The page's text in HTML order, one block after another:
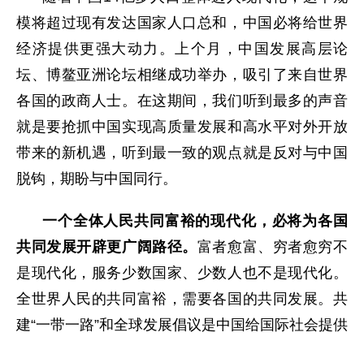
模将超过现有发达国家人口总和，中国必将给世界
经济提供更强大动力。上个月，中国发展高层论
坛、博鳌亚洲论坛相继成功举办，吸引了来自世界
各国的政商人士。在这期间，我们听到最多的声音
就是要抢抓中国实现高质量发展和高水平对外开放
带来的新机遇，听到最一致的观点就是反对与中国
脱钩，期盼与中国同行。
一个全体人民共同富裕的现代化，必将为各国
共同发展开辟更广阔路径。 富者愈富、穷者愈穷不
是现代化，服务少数国家、少数人也不是现代化。
全世界人民的共同富裕，需要各国的共同发展。共
建“一带一路”和全球发展倡议是中国给国际社会提供